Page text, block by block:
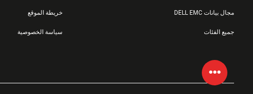
X302A-R5 Fas Storage
خريطة الموقع
سياسة الخصوصية
مجال بيانات DELL EMC
جميع الفئات